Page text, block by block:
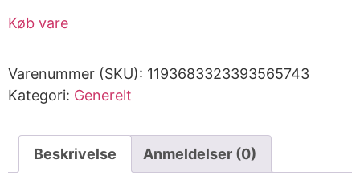
Køb vare
Varenummer (SKU): 1193683323393565743
Kategori: Generelt
Beskrivelse Anmeldelser (0)